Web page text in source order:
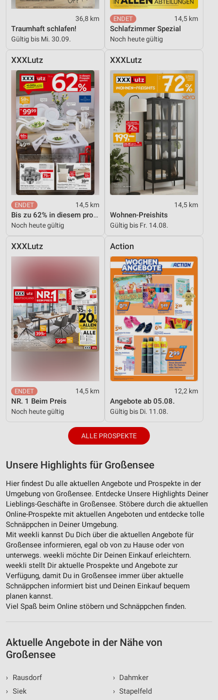
36,8 km
Traumhaft schlafen!
Gültig bis Mi. 30.09.
14,5 km
Schlafzimmer Spezial
Noch heute gültig
XXXLutz
14,5 km
Bis zu 62% in diesem prospekt
Noch heute gültig
XXXLutz
14,5 km
Wohnen-Preishits
Gültig bis Fr. 14.08.
XXXLutz
14,5 km
NR. 1 Beim Preis
Noch heute gültig
Action
12,2 km
Angebote ab 05.08.
Gültig bis Di. 11.08.
ALLE PROSPEKTE
Unsere Highlights für Großensee
Hier findest Du alle aktuellen Angebote und Prospekte in der
Umgebung von Großensee. Entdecke Unsere Highlights Deiner
Lieblings-Geschäfte in Großensee. Stöbere durch die aktuellen
Online-Prospekte mit aktuellen Angeboten und entdecke tolle
Schnäppchen in Deiner Umgebung.
Mit weekli kannst Du Dich über die aktuellen Angebote für
Großensee informieren, egal ob von zu Hause oder von
unterwegs. weekli möchte Dir Deinen Einkauf erleichtern.
weekli stellt Dir aktuelle Prospekte und Angebote zur
Verfügung, damit Du in Großensee immer über aktuelle
Schnäppchen informiert bist und Deinen Einkauf bequem
planen kannst.
Viel Spaß beim Online stöbern und Schnäppchen finden.
Aktuelle Angebote in der Nähe von
Großensee
›
Rausdorf
› Siek
› Dahmker
› Stapelfeld
Werbung